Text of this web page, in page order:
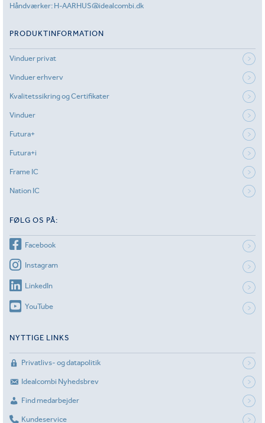
Håndværker: H-AARHUS@idealcombi.dk
PRODUKTINFORMATION
Vinduer privat
Vinduer erhverv
Kvalitetssikring og Certifikater
Vinduer
Futura+
Futura+i
Frame IC
Nation IC
FØLG OS PÅ:
Facebook
Instagram
LinkedIn
YouTube
NYTTIGE LINKS
Privatlivs- og datapolitik
Idealcombi Nyhedsbrev
Find medarbejder
Kundeservice